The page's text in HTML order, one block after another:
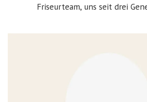
Friseurteam, uns seit drei